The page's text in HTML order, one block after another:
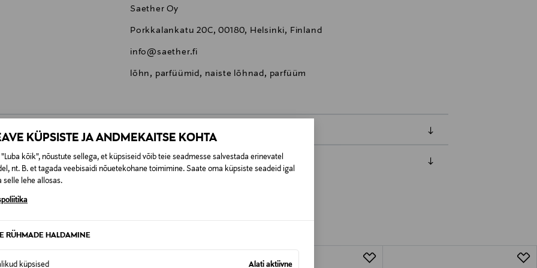
KÜPSISTE JA ANDMEKAITSE KOHTA
"Luba kõik", nõustute sellega, et küpsiseid võib teie seadmesse salvestada erinevatel
nt. B. et tagada veebisaidi nõuetekohane toimimine. Saate oma küpsiste seadeid igal
selle lehe allosas.
RÜHMADE HALDAMINE
küpsised Alati aktiivne
Saether Oy
Porkkalankatu 20C, 00180, Helsinki, Finland
info@saether.fi
lõhn, parfüümid, naiste lõhnad, parfüüm
0,00 €
lepingust taganeda 30 päeva jooksul alates kauba kättesaamisest. Suletud pakendis toodete puhul
Tagastatavad suletud pakendis kosmeetika- ja loodustooted peavad olema avamata originaalpakendis.
KA